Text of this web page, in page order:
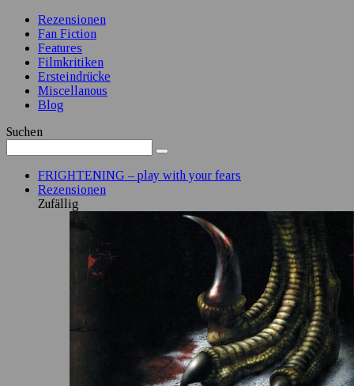
Rezensionen
Fan Fiction
Features
Filmkritiken
Ersteindrücke
Miscellanous
Blog
Suchen
FRIGHTENING – play with your fears
Rezensionen
Zufällig